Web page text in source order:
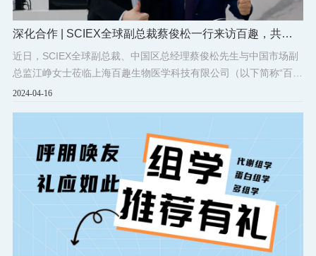
深化合作 | SCIEX全球副总裁蔡俊松一行来访百趣，共探
近日，SCIEX全球副总裁、中国区总经理蔡俊松先生与中国市场副
总监江峥女士莅临上海百趣生物医学科技有限公司（以下简称“百趣
生物”）苏州产能中心。此次访问，蔡俊松先生、江峥女士与百趣生
2024-04-16